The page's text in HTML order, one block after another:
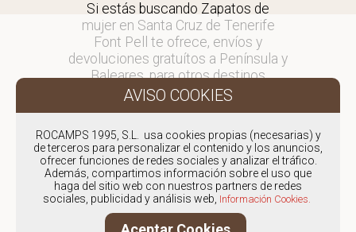
Si estás buscando Zapatos de
mujer en Santa Cruz de Tenerife
Font Pell te ofrece, envíos y
devoluciones gratuítos a Península y
Baleares, para otros destinos
consultar
en comercial@fontpell.com.
Los envíos a Santa Cruz de Tenerife
gestionados entre semana se
entregarán en menos de 48 horas;
los pedidos realizados en fin de
semana, el producto se enviará a
partir del lunes.
ROCAMPS 1995, S.L. usa cookies propias (necesarias) y
de terceros para personalizar el contenido y los anuncios,
ofrecer funciones de redes sociales y analizar el tráfico.
Además, compartimos información sobre el uso que
haga del sitio web con nuestros partners de redes
sociales, publicidad y análisis web, Información Cookies.